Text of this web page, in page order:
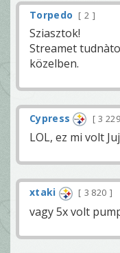
Torpedo 2
Sziasztok!
Streamet
közelben.
Cypress 3 229
LOL, ez mi volt
xtaki 3 820
vagy 5x volt